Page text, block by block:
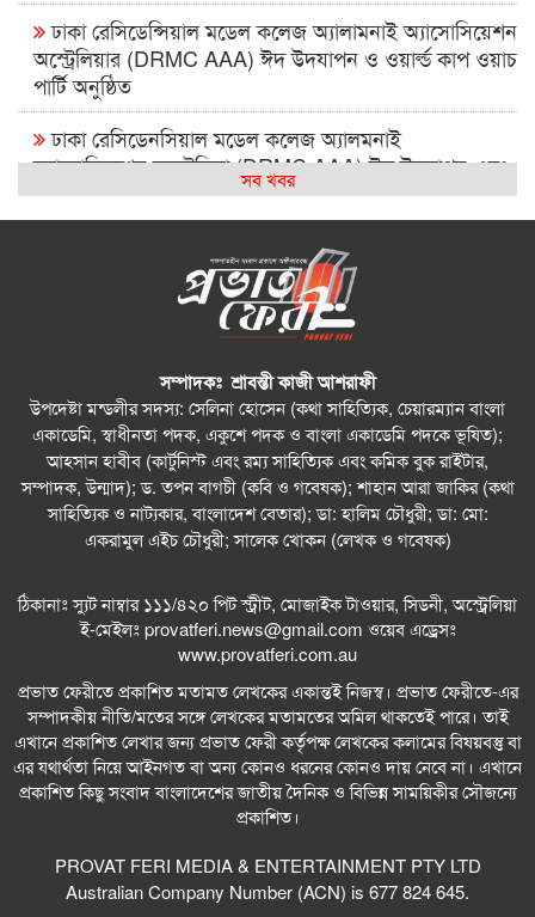
ঢাকা রেসিডেন্সিয়াল মডেল কলেজ অ্যালামনাই অ্যাসোসিয়েশন
অস্ট্রেলিয়ার (DRMC AAA) ঈদ উদযাপন ও ওয়ার্ল্ড কাপ ওয়াচ
পার্টি অনুষ্ঠিত
ঢাকা রেসিডেনসিয়াল মডেল কলেজ অ্যালমনাই
অ্যাসোসিয়েশন অস্ট্রেলিয়া (DRMC AAA) ঈদ উদযাপন এবং
বিশ্বকাপ ম্যাচ দেখার আসর ২০২৬
সিআরপি পরিদর্শনে অস্ট্রেলিয়াপ্রবাসী কামাল পাশা, প্রতিবন্ধী
সেবায় দুই দেশের মধ্যে সহযোগিতা বাড়ানোর ওপর গুরুত্বারোপ
বন্ধু – সাংস্কৃতিক বুদ্ধিমত্তার সামাজিক ক্যাফে সিডনিতে
আমার কিছু কষ্ট আছে : শাহান আরা জাকির পারুল
সিডনিতে রেজওয়ানা চৌধুরী বন্যার কনসার্ট—রবীন্দ্রজয়ন্তীতে
সুর, সংস্কৃতি ও আবেগের এক অনন্য সন্ধ্যা
সিডনিতে রবীন্দ্রজয়ন্তীতে কমিউনিটি সাংবাদিকতায় সম্মাননা
সিডনিতে জাহাঙ্গীরনগর বিশ্ববিদ্যালয় অ্যালামনাইদের বর্ণাঢ্য
বাংলা নববর্ষ উদ্‌যাপন
সিডনির রিজেস হোটেলে জাঁকজমকপূর্ণ আয়োজনে অনুষ্ঠিত
হলো DRMC AAA–এর লঞ্চিং অনুষ্ঠান
তুষার কন্যা: তাহমিনা আকতার পাতা
ডিজিটাল যুগে হানি ট্র্যাপ প্রতারণা: আবেগ, প্রযুক্তি ও ক্ষমতার
আন্তঃসম্পর্কের এক গভীর বিশ্লেষণ
সব খবর
সম্পাদকঃ শ্রাবন্তী কাজী আশরাফী
উপদেষ্টা মন্ডলীর সদস্য: সেলিনা হোসেন (কথা সাহিত্যিক, চেয়ারম্যান বাংলা
একাডেমি, স্বাধীনতা পদক, একুশে পদক ও বাংলা একাডেমি পদকে ভূষিত);
আহসান হাবীব (কার্টুনিস্ট এবং রম্য সাহিত্যিক এবং কমিক বুক রাইটার,
সম্পাদক, উন্মাদ); ড. তপন বাগচী (কবি ও গবেষক); শাহান আরা জাকির (কথা
সাহিত্যিক ও নাট্যকার, বাংলাদেশ বেতার); ডা: হালিম চৌধুরী; ডা: মো:
একরামুল এইচ চৌধুরী; সালেক খোকন (লেখক ও গবেষক)
ঠিকানাঃ স্যুট নাম্বার ১১১/৪২০ পিট স্ট্রীট, মোজাইক টাওয়ার, সিডনী, অস্ট্রেলিয়া
ই-মেইলঃprovatferi.news@gmail.com ওয়েব এড্রেসঃ
www.provatferi.com.au
প্রভাত ফেরীতে প্রকাশিত মতামত লেখকের একান্তই নিজস্ব। প্রভাত ফেরীতে-এর
সম্পাদকীয় নীতি/মতের সঙ্গে লেখকের মতামতের অমিল থাকতেই পারে। তাই
এখানে প্রকাশিত লেখার জন্য প্রভাত ফেরী কর্তৃপক্ষ লেখকের কলামের বিষয়বস্তু বা
এর যথার্থতা নিয়ে আইনগত বা অন্য কোনও ধরনের কোনও দায় নেবে না। এখানে
প্রকাশিত কিছু সংবাদ বাংলাদেশের জাতীয় দৈনিক ও বিভিন্ন সাময়িকীর সৌজন্যে
প্রকাশিত।
PROVAT FERI MEDIA & ENTERTAINMENT PTY LTD
Australian Company Number (ACN) is 677 824 645.